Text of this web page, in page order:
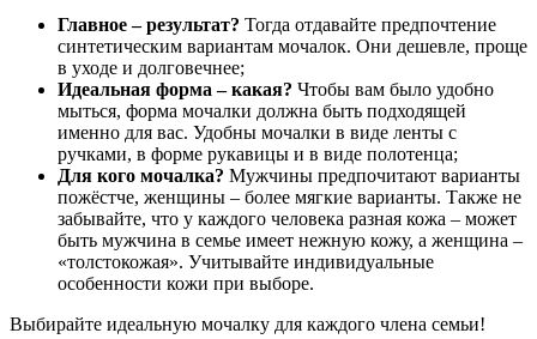
Главное – результат? Тогда отдавайте предпочтение
синтетическим вариантам мочалок. Они дешевле, проще
в уходе и долговечнее;
Идеальная форма – какая? Чтобы вам было удобно
мыться, форма мочалки должна быть подходящей
именно для вас. Удобны мочалки в виде ленты с
ручками, в форме рукавицы и в виде полотенца;
Для кого мочалка? Мужчины предпочитают варианты
пожёстче, женщины – более мягкие варианты. Также не
забывайте, что у каждого человека разная кожа – может
быть мужчина в семье имеет нежную кожу, а женщина –
«толстокожая». Учитывайте индивидуальные
особенности кожи при выборе.
Выбирайте идеальную мочалку для каждого члена семьи!